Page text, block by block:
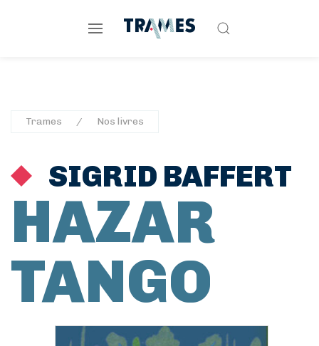
Trames Nos livres
SIGRID BAFFERT
HAZAR
TANGO